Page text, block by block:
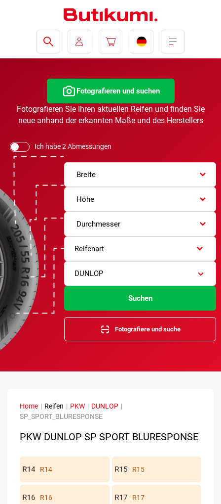
Fotografieren und suchen
Fotografieren Sie Ihren aktuellen Reifen und finden Sie
neue anhand der erkannten Maße und des Herstellers
Ich habe 2 Abmessungen
Breite
Höhe
Durchmesser
Reifenart
DUNLOP
Suchen
Fotografiere und suche
Home | Reifen | PKW | DUNLOP |
SP_SPORT_BLURESPONSE
PKW DUNLOP SP SPORT BLURESPONSE
R14 R15
R16 R17